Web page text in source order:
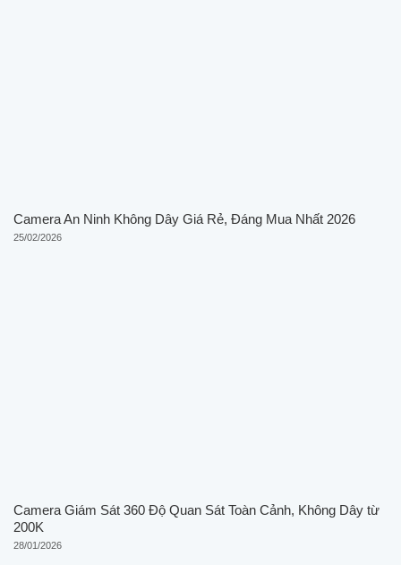
Camera An Ninh Không Dây Giá Rẻ, Đáng Mua Nhất 2026
25/02/2026
Camera Giám Sát 360 Độ Quan Sát Toàn Cảnh, Không Dây từ
200K
28/01/2026